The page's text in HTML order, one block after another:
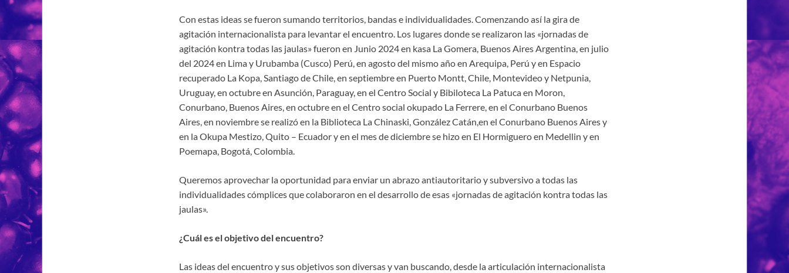
Con estas ideas se fueron sumando territorios, bandas e individualidades. Comenzando así la gira de
agitación internacionalista para levantar el encuentro. Los lugares donde se realizaron las «jornadas de
agitación kontra todas las jaulas» fueron en Junio 2024 en kasa La Gomera, Buenos Aires Argentina, en julio
del 2024 en Lima y Urubamba (Cusco) Perú, en agosto del mismo año en Arequipa, Perú y en Espacio
recuperado La Kopa, Santiago de Chile, en septiembre en Puerto Montt, Chile, Montevideo y Netpunia,
Uruguay, en octubre en Asunción, Paraguay, en el Centro Social y Bibiloteca La Patuca en Moron,
Conurbano, Buenos Aires, en octubre en el Centro social okupado La Ferrere, en el Conurbano Buenos
Aires, en noviembre se realizó en la Biblioteca La Chinaski, González Catán,en el Conurbano Buenos Aires y
en la Okupa Mestizo, Quito – Ecuador y en el mes de diciembre se hizo en El Hormiguero en Medellin y en
Poemapa, Bogotá, Colombia.
Queremos aprovechar la oportunidad para enviar un abrazo antiautoritario y subversivo a todas las
individualidades cómplices que colaboraron en el desarrollo de esas «jornadas de agitación kontra todas las
jaulas».
¿Cuál es el objetivo del encuentro?
Las ideas del encuentro y sus objetivos son diversas y van buscando, desde la articulación internacionalista